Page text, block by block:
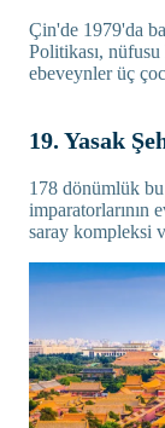
Çin'de 1979'da
Politikası,
ebeveynler üç
19. Yasak
178 dönümlük
imparatorlarının
saray kompleksi